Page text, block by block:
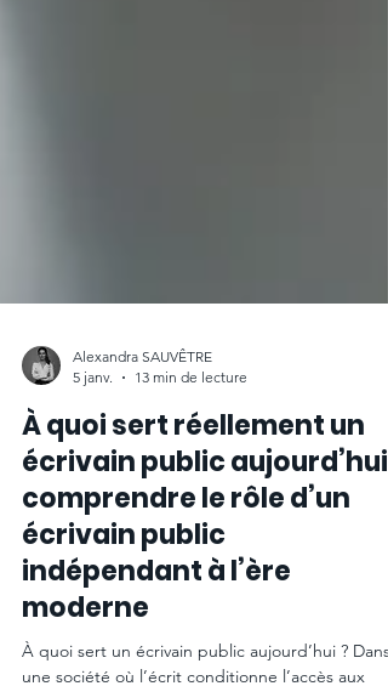
5 janv.
13 min de lecture
À quoi sert réellement un
écrivain public aujourd’hui :
comprendre le rôle d’un
écrivain public
indépendant à l’ère
moderne